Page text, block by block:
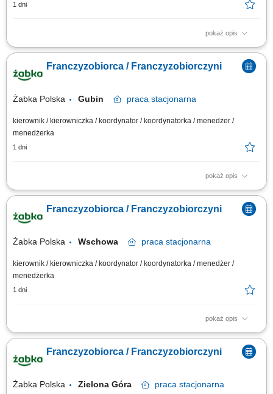
1 dni
pokaż opis
Główne zadania: Prowadzenie własnej działalności gospodarczej w
oparciu o sprawdzony model biznesowy. Dbanie o wysoką jakość obsługi.
Monitorowanie stanów magazynowych i zamówień. Dostosowywanie
asortymentu sklepu do potrzeb lokalnego rynku. Współpraca z centralą w
Franczyzobiorca / Franczyzobiorczyni
Żabka Polska Gubin praca stacjonarna
kierownik / kierowniczka / koordynator / koordynatorka / menedżer /
menedżerka
1 dni
pokaż opis
Główne zadania: Prowadzenie własnej działalności gospodarczej w
oparciu o sprawdzony model biznesowy. Dbanie o wysoką jakość obsługi.
Monitorowanie stanów magazynowych i zamówień. Dostosowywanie
asortymentu sklepu do potrzeb lokalnego rynku. Współpraca z centralą w
Franczyzobiorca / Franczyzobiorczyni
Żabka Polska Wschowa praca stacjonarna
kierownik / kierowniczka / koordynator / koordynatorka / menedżer /
menedżerka
1 dni
pokaż opis
Główne zadania: Prowadzenie własnej działalności gospodarczej w
oparciu o sprawdzony model biznesowy. Dbanie o wysoką jakość obsługi.
Monitorowanie stanów magazynowych i zamówień. Dostosowywanie
asortymentu sklepu do potrzeb lokalnego rynku. Współpraca z centralą w
Franczyzobiorca / Franczyzobiorczyni
Żabka Polska Zielona Góra praca stacjonarna